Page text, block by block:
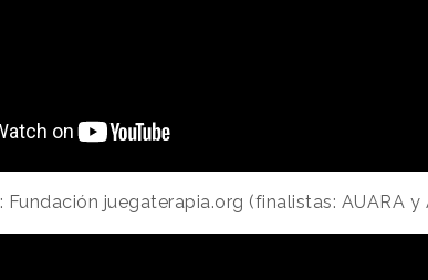
: Fundación juegaterapia.org (finalistas: AUARA y